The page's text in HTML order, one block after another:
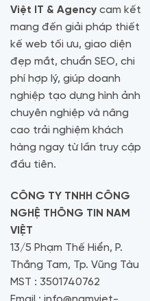
Việt IT & Agency cam kết
mang đến giải pháp thiết
kế web tối ưu, giao diện
đẹp mắt, chuẩn SEO, chi
phí hợp lý, giúp doanh
nghiệp tạo dựng hình ảnh
chuyên nghiệp và nâng
cao trải nghiệm khách
hàng ngay từ lần truy cập
đầu tiên.
CÔNG TY TNHH CÔNG
NGHỆ THÔNG TIN NAM
VIỆT
13/5 Phạm Thế Hiển, P.
Thắng Tam, Tp. Vũng Tàu
MST : 3501740762